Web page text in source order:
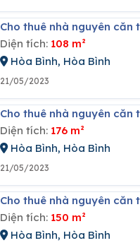
Cho thuê nhà nguyên
Diện tích: 108 m²
Hòa Bình, Hòa Bình
21/05/2023
Cho thuê nhà nguyên
Diện tích: 176 m²
Hòa Bình, Hòa Bình
21/05/2023
Cho thuê nhà nguyên
Diện tích: 150 m²
Hòa Bình, Hòa Bình